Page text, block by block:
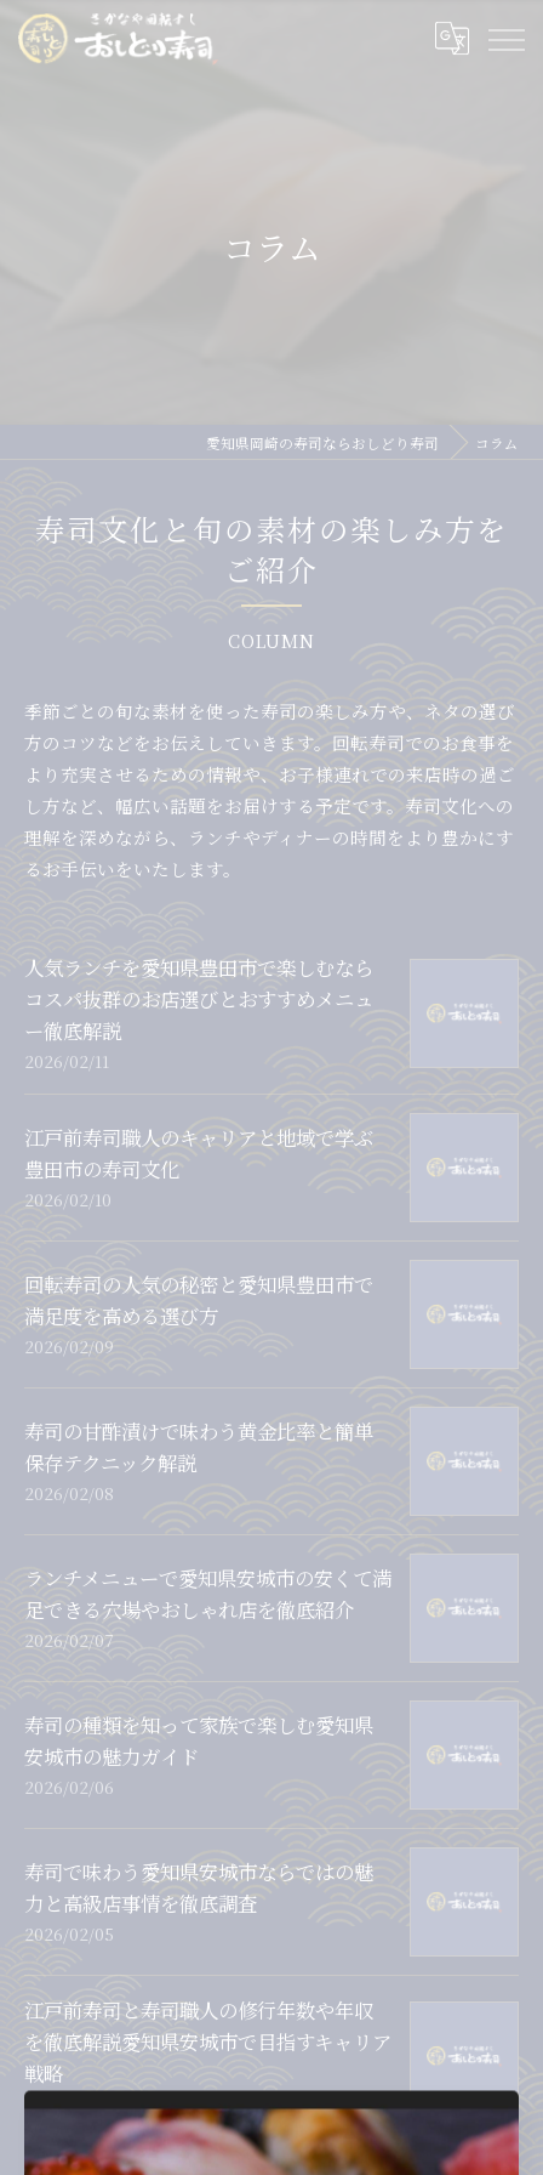
コラム
愛知県岡崎の寿司ならおしどり寿司 コラム
寿司文化と旬の素材の楽しみ方を
ご紹介
COLUMN
季節ごとの旬な素材を使った寿司の楽しみ方や、ネタの選び
方のコツなどをお伝えしていきます。回転寿司でのお食事を
より充実させるための情報や、お子様連れでの来店時の過ご
し方など、幅広い話題をお届けする予定です。寿司文化への
理解を深めながら、ランチやディナーの時間をより豊かにす
るお手伝いをいたします。
人気ランチを愛知県豊田市で楽しむなら
コスパ抜群のお店選びとおすすめメニュ
ー徹底解説
2026/02/11
江戸前寿司職人のキャリアと地域で学ぶ
豊田市の寿司文化
2026/02/10
回転寿司の人気の秘密と愛知県豊田市で
満足度を高める選び方
2026/02/09
寿司の甘酢漬けで味わう黄金比率と簡単
保存テクニック解説
2026/02/08
ランチメニューで愛知県安城市の安くて満
足できる穴場やおしゃれ店を徹底紹介
2026/02/07
寿司の種類を知って家族で楽しむ愛知県
安城市の魅力ガイド
2026/02/06
寿司で味わう愛知県安城市ならではの魅
力と高級店事情を徹底調査
2026/02/05
江戸前寿司と寿司職人の修行年数や年収
を徹底解説愛知県安城市で目指すキャリア
戦略
2026/02/04